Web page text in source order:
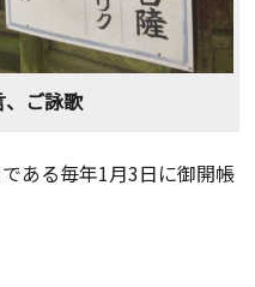
ご詠歌
ある毎年1月3日に御開帳